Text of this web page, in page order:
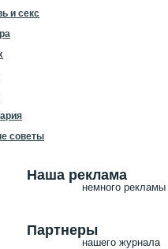
и секс
советы
Наша реклама
немного рекламы
Партнеры
нашего журнала